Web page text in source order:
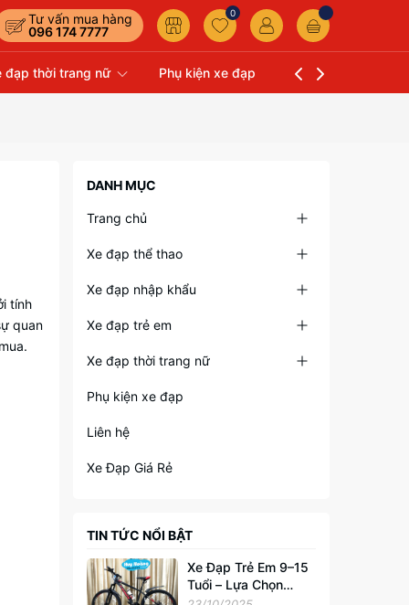
Tư vấn mua hàng
096 174 7777
0
đạp thời trang nữ Phụ kiện xe đạp Liên hệ
tính
quan
DANH MỤC
Trang chủ
Xe đạp thể thao
Xe đạp nhập khẩu
Xe đạp trẻ em
Xe đạp thời trang nữ
Phụ kiện xe đạp
Liên hệ
Xe Đạp Giá Rẻ
TIN TỨC NỔI BẬT
Xe Đạp Trẻ Em 9–15
Tuổi – Lựa Chọn
Hoàn Hảo Cho Tuổi